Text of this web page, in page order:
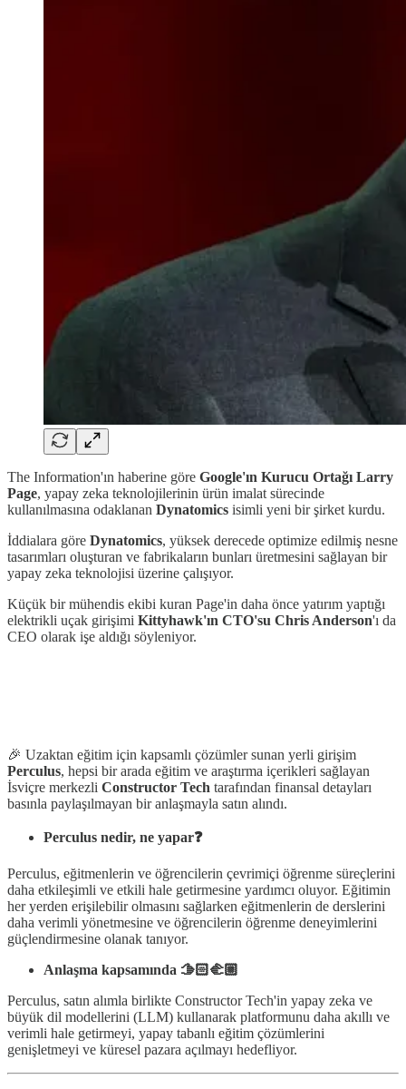
The Information'ın haberine göre Google'ın Kurucu Ortağı Larry
Page, yapay zeka teknolojilerinin ürün imalat sürecinde
kullanılmasına odaklanan Dynatomics isimli yeni bir şirket kurdu.
İddialara göre Dynatomics, yüksek derecede optimize edilmiş nesne
tasarımları oluşturan ve fabrikaların bunları üretmesini sağlayan bir
yapay zeka teknolojisi üzerine çalışıyor.
Küçük bir mühendis ekibi kuran Page'in daha önce yatırım yaptığı
elektrikli uçak girişimi Kittyhawk'ın CTO'su Chris Anderson'ı da
CEO olarak işe aldığı söyleniyor.
🎉 Uzaktan eğitim için kapsamlı çözümler sunan yerli girişim
Perculus, hepsi bir arada eğitim ve araştırma içerikleri sağlayan
İsviçre merkezli Constructor Tech tarafından finansal detayları
basınla paylaşılmayan bir anlaşmayla satın alındı.
Perculus nedir, ne yapar❓
Perculus, eğitmenlerin ve öğrencilerin çevrimiçi öğrenme süreçlerini
daha etkileşimli ve etkili hale getirmesine yardımcı oluyor. Eğitimin
her yerden erişilebilir olmasını sağlarken eğitmenlerin de derslerini
daha verimli yönetmesine ve öğrencilerin öğrenme deneyimlerini
güçlendirmesine olanak tanıyor.
Anlaşma kapsamında 🫱🏻‍🫲🏼
Perculus, satın alımla birlikte Constructor Tech'in yapay zeka ve
büyük dil modellerini (LLM) kullanarak platformunu daha akıllı ve
verimli hale getirmeyi, yapay tabanlı eğitim çözümlerini
genişletmeyi ve küresel pazara açılmayı hedefliyor.